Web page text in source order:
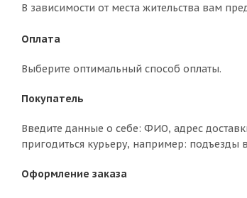
В зависимости от места жительства вам
Оплата
Выберите оптимальный способ оплаты.
Покупатель
Введите данные о себе: ФИО, адрес
пригодиться курьеру, например: подъезды
Оформление заказа